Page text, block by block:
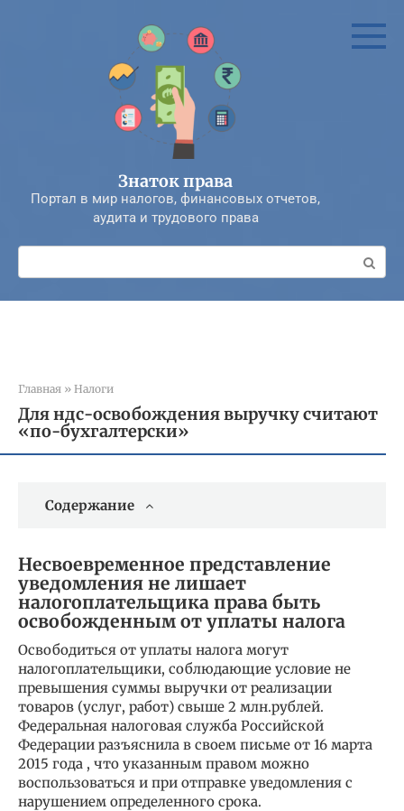
Знаток права
Портал в мир налогов, финансовых отчетов,
аудита и трудового права
Поиск:
Главная » Налоги
Для ндс-освобождения выручку считают
«по-бухгалтерски»
Содержание
Несвоевременное представление
уведомления не лишает
налогоплательщика права быть
освобожденным от уплаты налога
Освободиться от уплаты налога могут
налогоплательщики, соблюдающие условие не
превышения суммы выручки от реализации
товаров (услуг, работ) свыше 2 млн.рублей.
Федеральная налоговая служба Российской
Федерации разъяснила в своем письме от 16 марта
2015 года , что указанным правом можно
воспользоваться и при отправке уведомления с
нарушением определенного срока.